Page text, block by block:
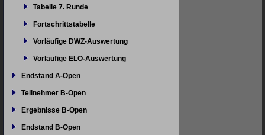
Tabelle 7. Runde
Fortschrittstabelle
Vorläufige DWZ-Auswertung
Vorläufige ELO-Auswertung
Endstand A-Open
Teilnehmer B-Open
Ergebnisse B-Open
Endstand B-Open